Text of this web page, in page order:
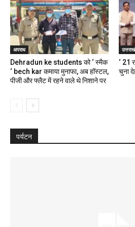
अपराध
Dehradun ke students को ‘ स्मैक
‘ bech kar कमाया मुनाफा, अब हॉस्टल,
पीजी और फ्लैट में रहने वाले थे निशाने पर
‘ 21
चुना
पर्यटन